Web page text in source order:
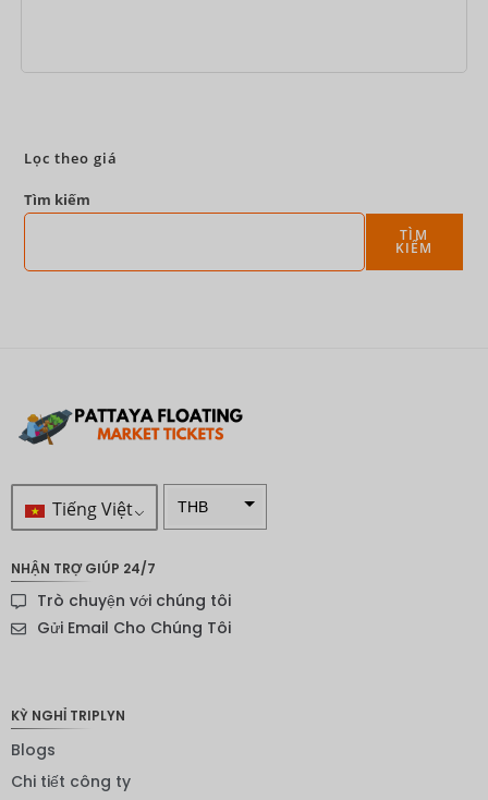
Lọc theo giá
Tìm kiếm
TÌM
KIẾM
Tiếng Việt THB
Đô la
New
NHẬN TRỢ GIÚP 24/7
Trò chuyện với chúng tôi
Gửi Email Cho Chúng Tôi
KỲ NGHỈ TRIPLYN
Blogs
Chi tiết công ty